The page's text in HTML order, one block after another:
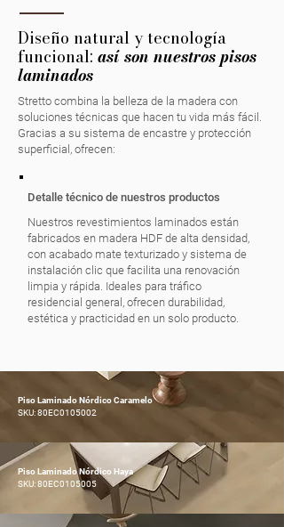
Diseño natural y tecnología
funcional: así son nuestros pisos
laminados
Stretto combina la belleza de la madera con
soluciones técnicas que hacen tu vida más fácil.
Gracias a su sistema de encastre y protección
superficial, ofrecen:
Detalle técnico de nuestros productos
Nuestros revestimientos laminados están
fabricados en madera HDF de alta densidad,
con acabado mate texturizado y sistema de
instalación clic que facilita una renovación
limpia y rápida. Ideales para tráfico
residencial general, ofrecen durabilidad,
estética y practicidad en un solo producto.
Piso Laminado Nórdico Caramelo
SKU: 80EC0105002
Piso Laminado Nórdico Haya
SKU: 80EC0105005